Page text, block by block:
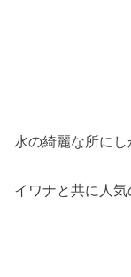
水の綺麗な所にし
イワナと共に人気